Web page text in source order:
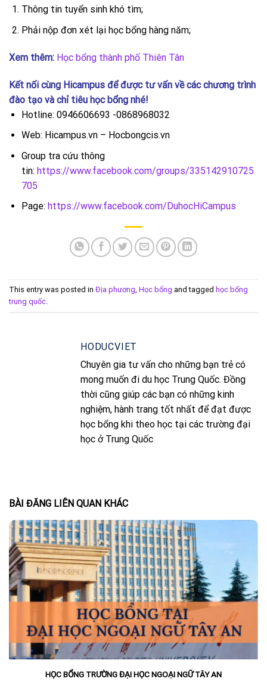
Thông tin tuyển sinh khó tìm;
Phải nộp đơn xét lại học bổng hàng năm;
Xem thêm: Học bổng thành phố Thiên Tân
Kết nối cùng Hicampus để được tư vấn về các chương trình
đào tạo và chỉ tiêu học bổng nhé!
Hotline: 0946606693 -0868968032
Web: Hicampus.vn – Hocbongcis.vn
Group tra cứu thông
tin: https://www.facebook.com/groups/335142910725
705
Page: https://www.facebook.com/DuhocHiCampus
This entry was posted in Địa phương Học bổng and tagged học bổng
trung quốc
HODUCVIET
Chuyên gia tư vấn cho những bạn trẻ có
mong muốn đi du học Trung Quốc. Đồng
thời cũng giúp các bạn có những kinh
nghiệm, hành trang tốt nhất để đạt được
học bổng khi theo học tại các trường đại
học ở Trung Quốc
BÀI ĐĂNG LIÊN QUAN KHÁC
HỌC BỔNG TRƯỜNG ĐẠI HỌC NGOẠI NGỮ TÂY AN